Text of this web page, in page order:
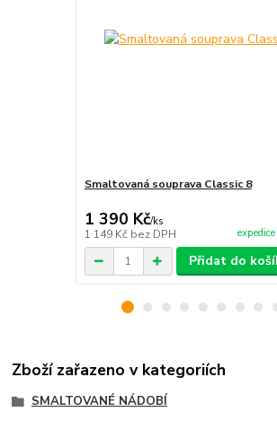
Smaltovaná souprava Classic 8
1 390 Kč/ks
1 149 Kč bez DPH
Přidat do
Zboží zařazeno v kategoriích
SMALTOVANÉ NÁDOBÍ